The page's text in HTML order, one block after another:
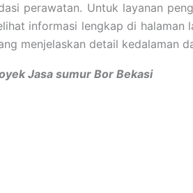
perawatan. Untuk layanan
informasi lengkap di halaman
menjelaskan detail kedalaman
Jasa sumur Bor Bekasi